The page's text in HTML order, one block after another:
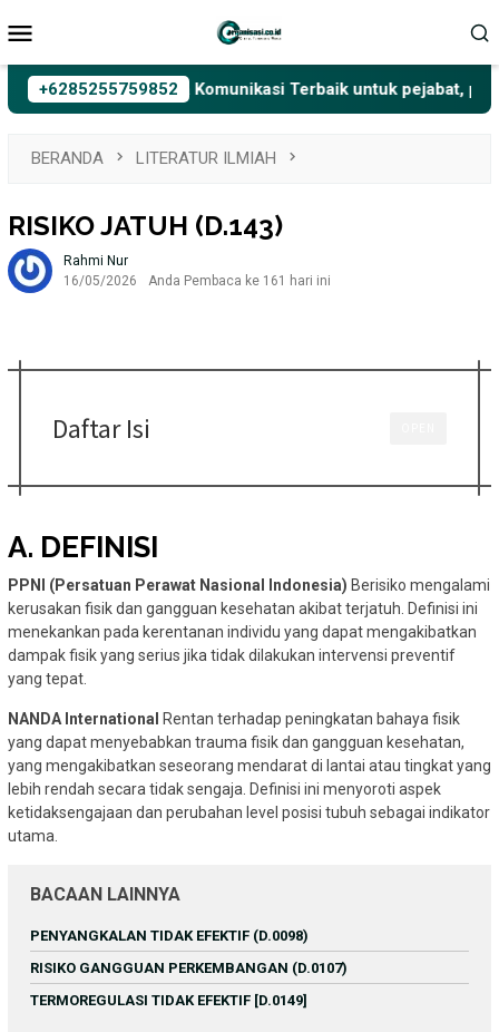
ke
Mobile
+6285255759852
Belajar Privat Gaya Komunikasi Terbaik untuk pejabat,
BERANDA LITERATUR ILMIAH
RISIKO JATUH (D.143)
Rahmi Nur
16/05/2026
Anda Pembaca ke 161 hari ini
Daftar Isi
A. DEFINISI
PPNI (Persatuan Perawat Nasional Indonesia) Berisiko mengalami
kerusakan fisik dan gangguan kesehatan akibat terjatuh. Definisi ini
menekankan pada kerentanan individu yang dapat mengakibatkan
dampak fisik yang serius jika tidak dilakukan intervensi preventif
yang tepat.
NANDA International
Rentan terhadap peningkatan bahaya fisik
yang dapat menyebabkan trauma fisik dan gangguan kesehatan,
yang mengakibatkan seseorang mendarat di lantai atau tingkat yang
lebih rendah secara tidak sengaja. Definisi ini menyoroti aspek
ketidaksengajaan dan perubahan level posisi tubuh sebagai indikator
utama.
BACAAN LAINNYA
PENYANGKALAN TIDAK EFEKTIF (D.0098)
RISIKO GANGGUAN PERKEMBANGAN (D.0107)
TERMOREGULASI TIDAK EFEKTIF [D.0149]